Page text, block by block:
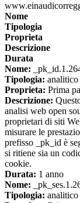
Nome
Tipologia
Proprieta
Descrizione
Durata
Nome:
Tipologia: analitico
Proprieta: Prima
Descrizione:
analisi web open
proprietari di siti
misurare le
prefisso _pk_id è
si ritiene sia un
cookie.
Durata: 1 anno
Nome:
Tipologia: analitico